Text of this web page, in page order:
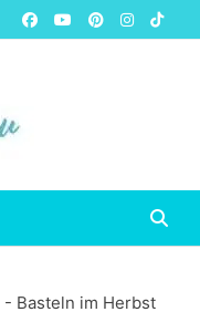
- Basteln im Herbst